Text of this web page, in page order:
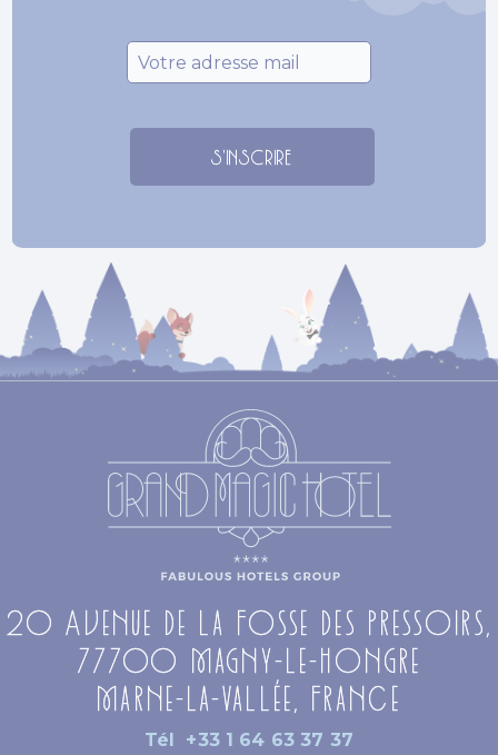
S'INSCRIRE
20 Avenue de la Fosse des Pressoirs,
77700 Magny-le-Hongre
Marne-la-Vallée, France
Tél
+33 1 64 63 37 37